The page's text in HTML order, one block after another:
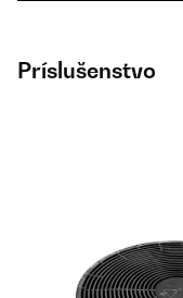
Príslušenstvo